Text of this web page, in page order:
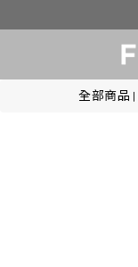
全部商品 |